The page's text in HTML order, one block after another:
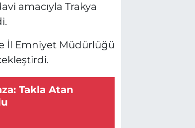
amacıyla Trakya
İl Emniyet Müdürlüğü
Takla Atan